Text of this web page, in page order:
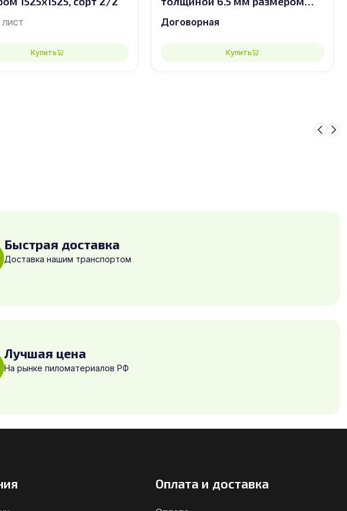
лист
Купить
Договорная
Купить
Быстрая доставка
Доставка нашим транспортом
Лучшая цена
На рынке пиломатериалов РФ
Оплата и доставка